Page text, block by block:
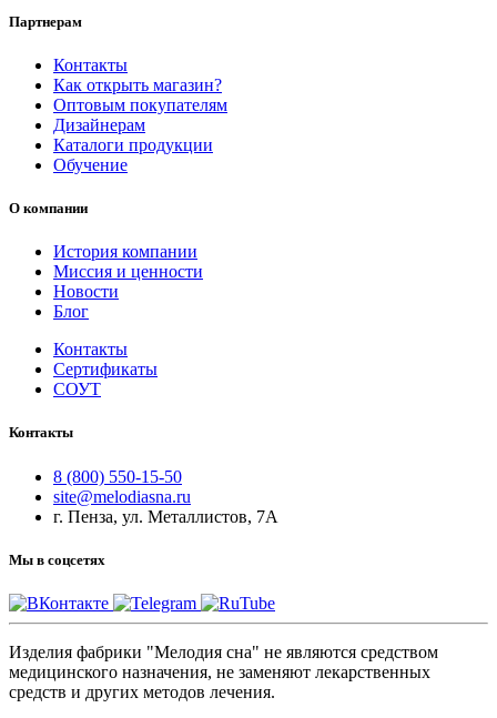
Партнерам
Контакты
Как открыть магазин?
Оптовым покупателям
Дизайнерам
Каталоги продукции
Обучение
О компании
История компании
Миссия и ценности
Новости
Блог
Контакты
Сертификаты
СОУТ
Контакты
8 (800) 550-15-50
site@melodiasna.ru
г. Пенза, ул. Металлистов, 7А
Мы в соцсетях
Изделия фабрики "Мелодия сна" не являются средством
медицинского назначения, не заменяют лекарственных
средств и других методов лечения.